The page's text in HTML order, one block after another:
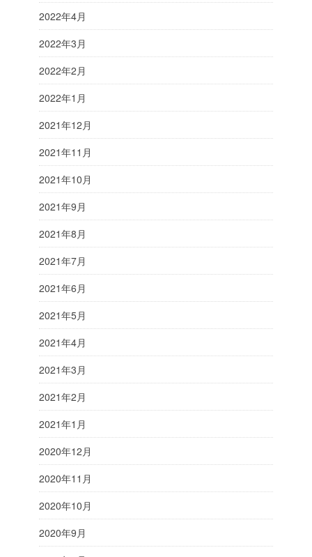
2022年4月
2022年3月
2022年2月
2022年1月
2021年12月
2021年11月
2021年10月
2021年9月
2021年8月
2021年7月
2021年6月
2021年5月
2021年4月
2021年3月
2021年2月
2021年1月
2020年12月
2020年11月
2020年10月
2020年9月